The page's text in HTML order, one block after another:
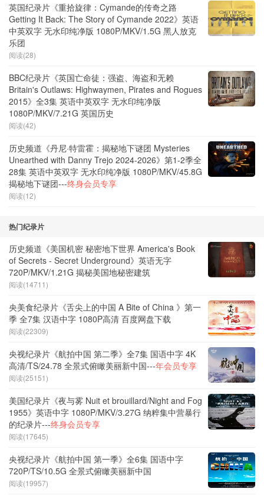
英国纪录片《重拾旋律：Cymande的传奇之路
Getting It Back: The Story of Cymande 2022》英语
中英双字 无水印纯净版 1080P/MKV/1.5G 黑人放克
乐团
阅读(28)
BBC纪录片《英国亡命徒：强盗、海盗和无赖
Britain's Outlaws: Highwaymen, Pirates and Rogues
2015》全3集 英语中英双字 无水印纯净版
1080P/MKV/7.21G 英国历史
阅读(42)
历史频道《丹尼·特雷霍：揭秘地下谜团 Mysteries
Unearthed with Danny Trejo 2024-2026》第1-2季全
28集 英语中英双字 无水印纯净版 1080P/MKV/45.8G
揭秘地下谜团---终身会员专享
阅读(12)
热门纪录片
历史频道《美国机密 秘密地下世界 America's Book
of Secrets - Secret Underground》英语无字
720P/MKV/1.21G 揭秘美国地秘密建筑
阅读(14711)
央美食纪录片《舌尖上的中国 A Bite of China 》第一
季 全7集 汉语中字 1080P高清 百度网盘下载
阅读(22309)
央视纪录片《航拍中国 第二季》全7集 国语中字 4K
高清/TS/24.78 全景式俯瞰美丽新中国---年会员专享
阅读(25151)
美国纪录片《夜与雾 Nuit et brouillard/Night and Fog
1955》英语中字 1080P/MKV/3.27G 纳粹集中营暴行
的纪录片---终身会员专享
阅读(17645)
央视纪录片《航拍中国 第一季》全6集 国语中字
720P/TS/10.5G 全景式俯瞰美丽新中国
阅读(19957)